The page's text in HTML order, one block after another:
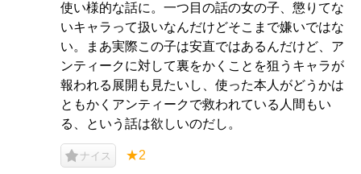
使い様的な話に。一つ目の話の女の子、懲りてな
いキャラって扱いなんだけどそこまで嫌いではな
い。まあ実際この子は安直ではあるんだけど、ア
ンティークに対して裏をかくことを狙うキャラが
報われる展開も見たいし、使った本人がどうかは
ともかくアンティークで救われている人間もい
る、という話は欲しいのだし。
ナイス ★2